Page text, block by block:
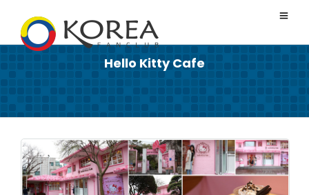
Hello Kitty Cafe